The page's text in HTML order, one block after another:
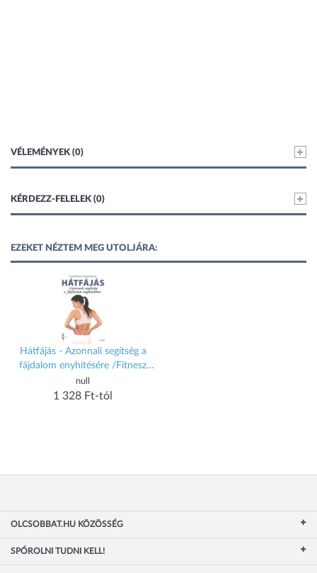
VÉLEMÉNYEK (0)
KÉRDEZZ-FELELEK (0)
EZEKET NÉZTEM MEG UTOLJÁRA:
Hátfájás - Azonnali segítség a
fájdalom enyhítésére /Fitnesz
könyvek
null
1 328 Ft-tól
OLCSOBBAT.HU KÖZÖSSÉG
SPÓROLNI TUDNI KELL!